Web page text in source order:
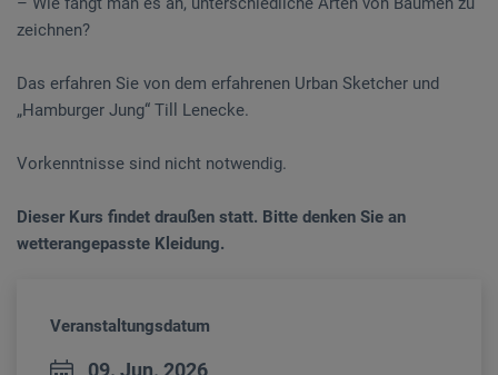
zeichnen?
Das erfahren Sie von dem erfahrenen Urban Sketcher und
„Hamburger Jung“ Till Lenecke.
Vorkenntnisse sind nicht notwendig.
Dieser Kurs findet draußen statt. Bitte denken Sie an
wetterangepasste Kleidung.
Veranstaltungsdatum
09. Jun. 2026